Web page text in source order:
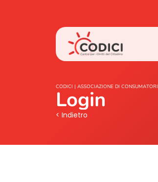
CODICI | ASSOCIAZIONE DI CONSUMATORI
Login
< Indietro